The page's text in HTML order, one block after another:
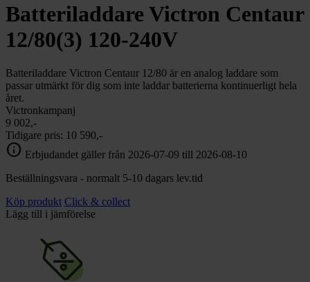
Batteriladdare Victron Centaur
12/80(3) 120-240V
Batteriladdare Victron Centaur 12/80 är en analog laddare som
passar utmärkt för dig som inte laddar batterierna kontinuerligt hela
året.
Victronkampanj
9 002,-
Tidigare pris: 10 590,-
info Erbjudandet gäller från 2026-07-09 till 2026-08-10
Beställningsvara - normalt 5-10 dagars lev.tid
Köp produkt Click & collect
Lägg till i jämförelse